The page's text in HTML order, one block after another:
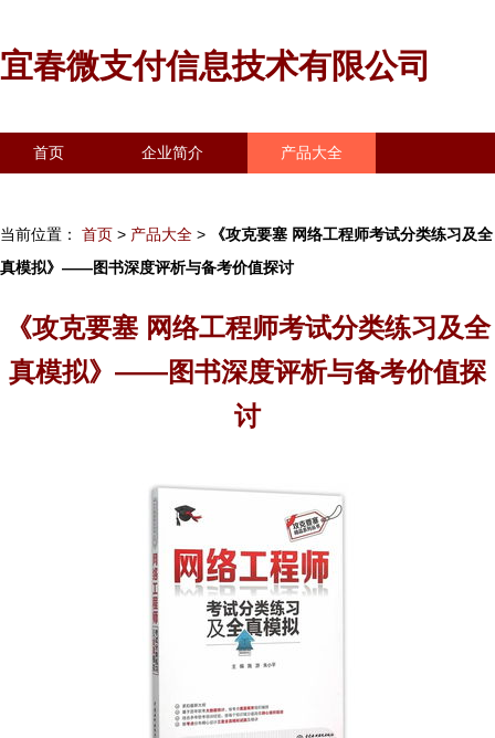
宜春微支付信息技术有限公司
首页 企业简介 产品大全
当前位置： 首页 > 产品大全 >
《攻克要塞 网络工程师考试分类练习及全
真模拟》——图书深度评析与备考价值探讨
《攻克要塞 网络工程师考试分类练习及全
真模拟》——图书深度评析与备考价值探
讨